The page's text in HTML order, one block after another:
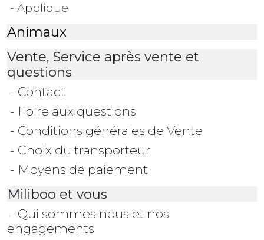
- Applique
Animaux
Vente, Service après vente et
questions
- Contact
- Foire aux questions
- Conditions générales de Vente
- Choix du transporteur
- Moyens de paiement
Miliboo et vous
- Qui sommes nous et nos
engagements